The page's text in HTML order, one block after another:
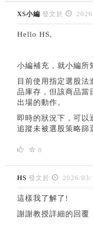
XS小編 發文於
Hello HS,
小編補充，就小編所
目前使用指定選股
品庫存，但該商品當
出場的動作。
即時的狀況下，可以
追蹤未被選股策略篩
0
HS 發文於 2026/03/
這樣我了解了!
謝謝教授詳細的回覆